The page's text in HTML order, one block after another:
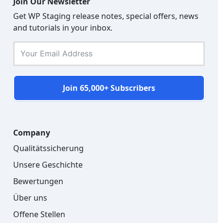
Get WP Staging release notes, special offers, news
and tutorials in your inbox.
Join 65,000+ Subscribers
Company
Qualitätssicherung
Unsere Geschichte
Bewertungen
Über uns
Offene Stellen